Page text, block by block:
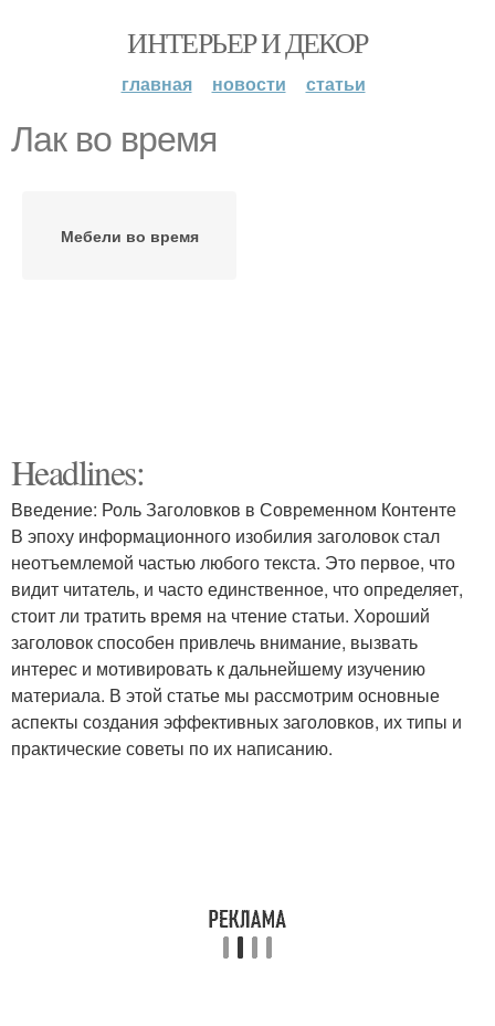
ИНТЕРЬЕР И ДЕКОР
главная новости статьи
Лак во время
Мебели во время
Headlines:
Введение: Роль Заголовков в Современном Контенте
В эпоху информационного изобилия заголовок стал
неотъемлемой частью любого текста. Это первое, что
видит читатель, и часто единственное, что определяет,
стоит ли тратить время на чтение статьи. Хороший
заголовок способен привлечь внимание, вызвать
интерес и мотивировать к дальнейшему изучению
материала. В этой статье мы рассмотрим основные
аспекты создания эффективных заголовков, их типы и
практические советы по их написанию.